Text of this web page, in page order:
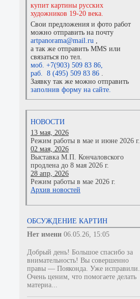
купит картины русских
художников 19-20 века.
Свои предложения и фото работ
можно отправить на почту
artpanorama@mail.ru ,
а так же отправить MMS или
связаться по тел.
моб. +7(903) 509 83 86,
раб. 8 (495) 509 83 86 .
Заявку так же можно отправить
заполнив форму на сайте.
НОВОСТИ
13 мая, 2026
Режим работы в мае и июне 2026 г.
02 мая, 2026
Выставка М.П. Кончаловского
продлена до 8 мая 2026 г.
28 апр, 2026
Режим работы в мае 2026 г.
Архив новостей
ОБСУЖДЕНИЕ КАРТИН
Нет имени 06.05.26, 15:05
Добрый день! Большое спасибо за
внимательность! Вы совершенно
правы — Пояконда. Уже исправили.
Очень ценим, что помогаете делать
материа...